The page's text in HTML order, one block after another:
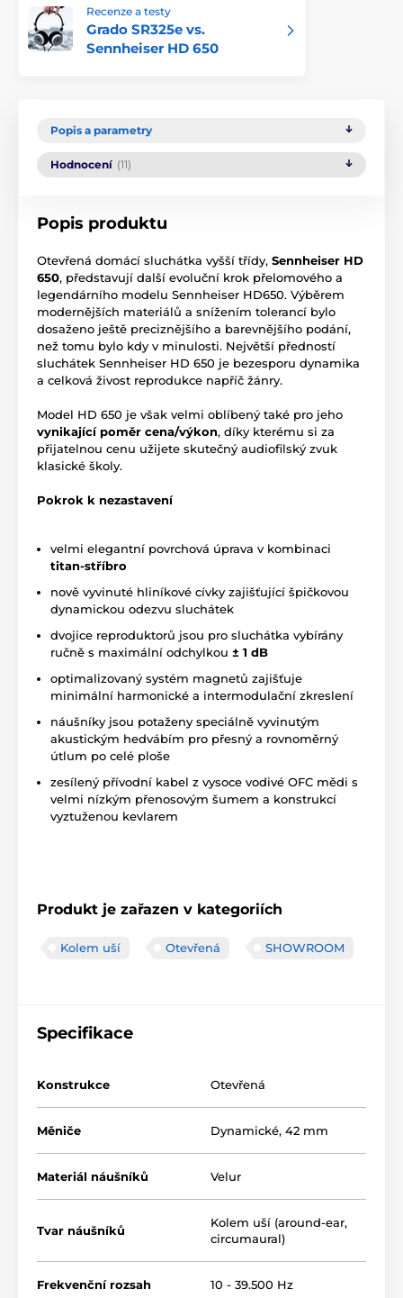
Recenze a testy
Grado SR325e vs.
Sennheiser HD 650
Popis a parametry
Hodnocení (11)
Popis produktu
Otevřená domácí sluchátka vyšší třídy, Sennheiser HD
650, představují další evoluční krok přelomového a
legendárního modelu Sennheiser HD650. Výběrem
modernějších materiálů a snížením tolerancí bylo
dosaženo ještě preciznějšího a barevnějšího podání,
než tomu bylo kdy v minulosti. Největší předností
sluchátek Sennheiser HD 650 je bezesporu dynamika
a celková živost reprodukce napříč žánry.
Model HD 650 je však velmi oblíbený také pro jeho
vynikající poměr cena/výkon, díky kterému si za
přijatelnou cenu užijete skutečný audiofilský zvuk
klasické školy.
Pokrok k nezastavení
velmi elegantní povrchová úprava v kombinaci
titan-stříbro
nově vyvinuté hliníkové cívky zajišťující špičkovou
dynamickou odezvu sluchátek
dvojice reproduktorů jsou pro sluchátka vybírány
ručně s maximální odchylkou ± 1 dB
optimalizovaný systém magnetů zajišťuje
minimální harmonické a intermodulační zkreslení
náušníky jsou potaženy speciálně vyvinutým
akustickým hedvábím pro přesný a rovnoměrný
útlum po celé ploše
zesílený přívodní kabel z vysoce vodivé OFC mědi s
velmi nízkým přenosovým šumem a konstrukcí
vyztuženou kevlarem
Produkt je zařazen v kategoriích
Kolem uší Otevřená SHOWROOM
Specifikace
Konstrukce Otevřená
Měniče Dynamické, 42 mm
Materiál náušníků Velur
Tvar náušníků
Kolem uší (around-ear,
circumaural)
Frekvenční rozsah 10 - 39.500 Hz